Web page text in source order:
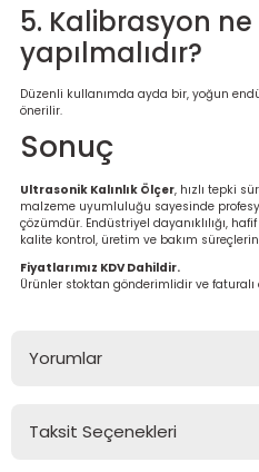
5. Kalibrasyon ne
yapılmalıdır?
Düzenli kullanımda ayda bir, yoğun
önerilir.
Sonuç
Ultrasonik Kalınlık Ölçer, hızlı tepki
malzeme uyumluluğu sayesinde
çözümdür. Endüstriyel dayanıklılığı,
kalite kontrol, üretim ve bakım
Fiyatlarımız KDV Dahildir.
Ürünler stoktan gönderimlidir ve
Yorumlar
Bu ürüne ilk
Taksit Seçenekleri